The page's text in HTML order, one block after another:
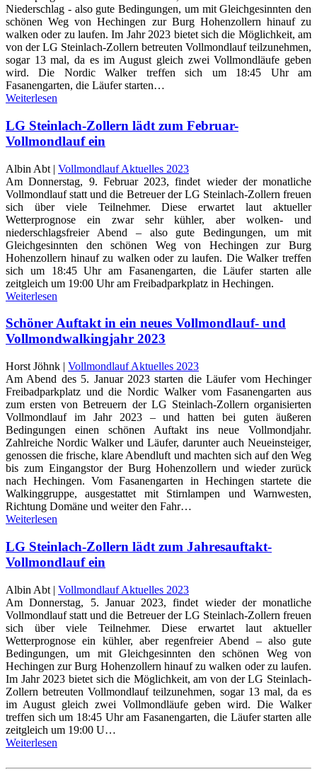
Niederschlag - also gute Bedingungen, um mit Gleichgesinnten den
schönen Weg von Hechingen zur Burg Hohenzollern hinauf zu
walken oder zu laufen. Im Jahr 2023 bietet sich die Möglichkeit, am
von der LG Steinlach-Zollern betreuten Vollmondlauf teilzunehmen,
sogar 13 mal, da es im August gleich zwei Vollmondläufe geben
wird. Die Nordic Walker treffen sich um 18:45 Uhr am
Fasanengarten, die Läufer starten…
Weiterlesen
LG Steinlach-Zollern lädt zum Februar-
Vollmondlauf ein
Albin Abt | Vollmondlauf Aktuelles 2023
Am Donnerstag, 9. Februar 2023, findet wieder der monatliche
Vollmondlauf statt und die Betreuer der LG Steinlach-Zollern freuen
sich über viele Teilnehmer. Diese erwartet laut aktueller
Wetterprognose ein zwar sehr kühler, aber wolken- und
niederschlagsfreier Abend – also gute Bedingungen, um mit
Gleichgesinnten den schönen Weg von Hechingen zur Burg
Hohenzollern hinauf zu walken oder zu laufen. Die Walker treffen
sich um 18:45 Uhr am Fasanengarten, die Läufer starten alle
zeitgleich um 19:00 Uhr am Freibadparkplatz in Hechingen.
Weiterlesen
Schöner Auftakt in ein neues Vollmondlauf- und
Vollmondwalkingjahr 2023
Horst Jöhnk | Vollmondlauf Aktuelles 2023
Am Abend des 5. Januar 2023 starten die Läufer vom Hechinger
Freibadparkplatz und die Nordic Walker vom Fasanengarten aus
zum ersten von Betreuern der LG Steinlach-Zollern organisierten
Vollmondlauf im Jahr 2023 – und hatten bei guten äußeren
Bedingungen einen schönen Auftakt ins neue Vollmondjahr.
Zahlreiche Nordic Walker und Läufer, darunter auch Neueinsteiger,
genossen die frische, klare Abendluft und machten sich auf den Weg
bis zum Eingangstor der Burg Hohenzollern und wieder zurück
nach Hechingen. Vom Fasanengarten in Hechingen startete die
Walkinggruppe, ausgestattet mit Stirnlampen und Warnwesten,
Richtung Domäne und weiter den Fahr…
Weiterlesen
LG Steinlach-Zollern lädt zum Jahresauftakt-
Vollmondlauf ein
Albin Abt | Vollmondlauf Aktuelles 2023
Am Donnerstag, 5. Januar 2023, findet wieder der monatliche
Vollmondlauf statt und die Betreuer der LG Steinlach-Zollern freuen
sich über viele Teilnehmer. Diese erwartet laut aktueller
Wetterprognose ein kühler, aber regenfreier Abend – also gute
Bedingungen, um mit Gleichgesinnten den schönen Weg von
Hechingen zur Burg Hohenzollern hinauf zu walken oder zu laufen.
Im Jahr 2023 bietet sich die Möglichkeit, am von der LG Steinlach-
Zollern betreuten Vollmondlauf teilzunehmen, sogar 13 mal, da es
im August gleich zwei Vollmondläufe geben wird. Die Walker
treffen sich um 18:45 Uhr am Fasanengarten, die Läufer starten alle
zeitgleich um 19:00 U…
Weiterlesen